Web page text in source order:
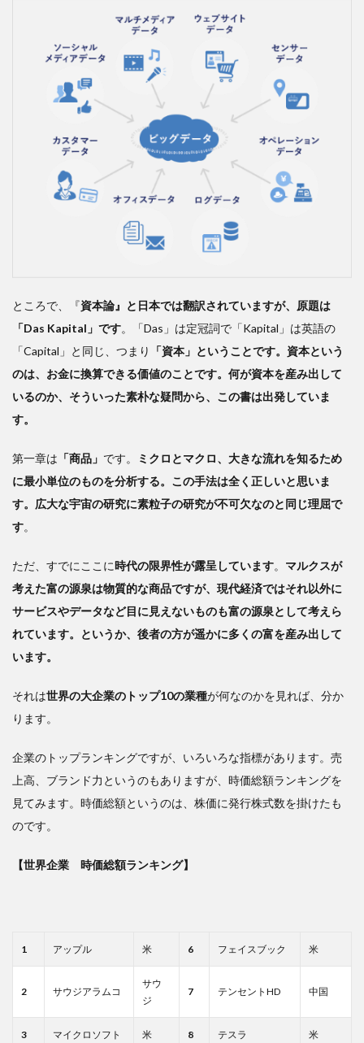
ところで、『資本論』と日本では翻訳されていますが、原題は
「Das Kapital」です。「Das」は定冠詞で「Kapital」は英語の
「Capital」と同じ、つまり
「資本」ということです。資本という
のは、お金に換算できる価値のことです。何が資本を産み出して
いるのか、そういった素朴な疑問から、この書は出発していま
す。
第一章は 「商品」 です。
ミクロとマクロ、大きな流れを知るため
に最小単位のものを分析する。この手法は全く正しいと思いま
す。広大な宇宙の研究に素粒子の研究が不可欠なのと同じ理屈で
す。
ただ、すでにここに時代の限界性が露呈しています。 マルクスが
考えた富の源泉は物質的な商品ですが、現代経済ではそれ以外に
サービスやデータなど目に見えないものも富の源泉として考えら
れています。というか、後者の方が遥かに多くの富を産み出して
います。
それは世界の大企業のトップ10の業種が何なのかを見れば、分か
ります。
企業のトップランキングですが、いろいろな指標があります。売
上高、ブランド力というのもありますが、時価総額ランキングを
見てみます。時価総額というのは、株価に発行株式数を掛けたも
のです。
【世界企業 時価総額ランキング】
1 アップル 米 6 フェイスブック 米
2 サウジアラムコ
サウ
ジ
7 テンセントHD 中国
3 マイクロソフト 米 8 テスラ 米